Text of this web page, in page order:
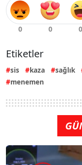
Etiketler
sis kaza sağlık
menemen